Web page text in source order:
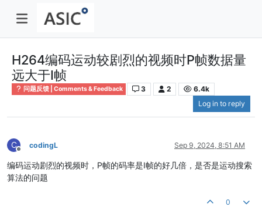
H264编码运动较剧烈的视频时P帧数据量
远大于I帧
问题反馈 | Comments & Feedback 3 2
6.4k
Log in to reply
C
Offline
codingL Sep 9, 2024, 8:51 AM
编码运动剧烈的视频时，P帧的码率是I帧的好几倍，是否是运动搜索
算法的问题
0